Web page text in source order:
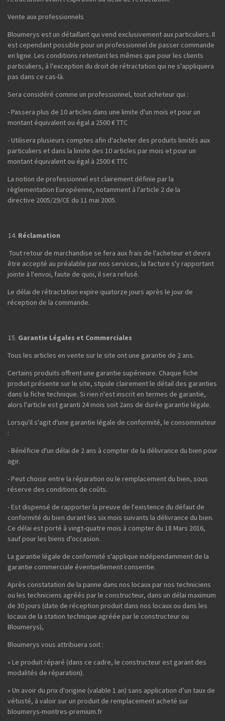
Vente aux professionnels
Bloumerys est un détaillant qui vend exclusivement aux particuliers. Il
est cependant possible pour un professionnel de passer commande
en ligne. Les conditions retentant les mêmes que pour les clients
particuliers, à l'exception du droit de rétractation qui ne s'appliquera
pas dans ce cas-là.
Sera considéré comme un professionnel, tout acheteur qui :
- Passera plus de 10 articles dans une limite d'un mois et pour un
montant équivalent ou égal a 2500 € TTC
- Utilisera plusieurs comptes afin d'acheter des produits limités aux
particuliers et dans la limite des 10 articles par mois et pour un
montant équivalent ou égal à 2500 € TTC
La notion de professionnel est clairement définie par la
règlementation Européenne, notamment à l'article 2 de la
directive 2005/29/CE du 11 mai 2005.
Réclamation
Tout retour de marchandise se fera aux frais de l'acheteur et devra
être accepté au préalable par nos services, la facture s'y rapportant
jointe à l'envoi, faute de quoi, il sera refusé.
Le délai de rétractation expire quatorze jours après le jour de
réception de la commande.
Garantie Légales et Commerciales
Tous les articles en vente sur le site ont une garantie de 2 ans.
Certains produits offrent une garantie supérieure. Chaque fiche
produit présente sur le site, stipule clairement le détail des garanties
dans la fiche technique. Si rien n'est inscrit en termes de garantie,
alors l'article est garanti 24 mois soit 2ans de durée garantie légale.
Lorsqu'il s'agit d'une garantie légale de conformité, le consommateur
:
- Bénéficie d'un délai de 2 ans à compter de la délivrance du bien pour
agir.
- Peut choisir entre la réparation ou le remplacement du bien, sous
réserve des conditions de coûts.
- Est dispensé de rapporter la preuve de l'existence du défaut de
conformité du bien durant les six mois suivants la délivrance du bien.
Ce délai est porté à vingt-quatre mois à compter du 18 Mars 2016,
sauf pour les biens d'occasion.
La garantie légale de conformité s'applique indépendamment de la
garantie commerciale éventuellement consentie.
Après constatation de la panne dans nos locaux par nos techniciens
ou les techniciens agréés par le constructeur, dans un délai maximum
de 30 jours (date de réception produit dans nos locaux ou dans les
locaux de la station technique agréée par le constructeur ou
Bloumerys),
Bloumerys vous attribuera soit :
» Le produit réparé (dans ce cadre, le constructeur est garant des
modalités de réparation).
» Un avoir du prix d'origine (valable 1 an) sans application d’un taux de
vétusté, à valoir sur un produit de remplacement acheté sur
bloumerys-montres-premium.fr